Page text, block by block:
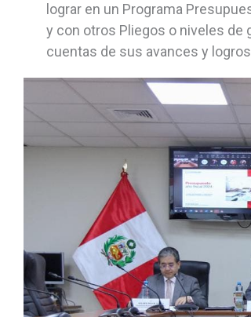
lograr en un Programa
y con otros Pliegos o niveles de
cuentas de sus avances y